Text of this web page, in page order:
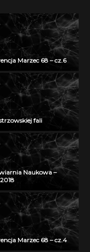
Marzec 68 – cz.6
fali
Naukowa –
Marzec 68 – cz.4